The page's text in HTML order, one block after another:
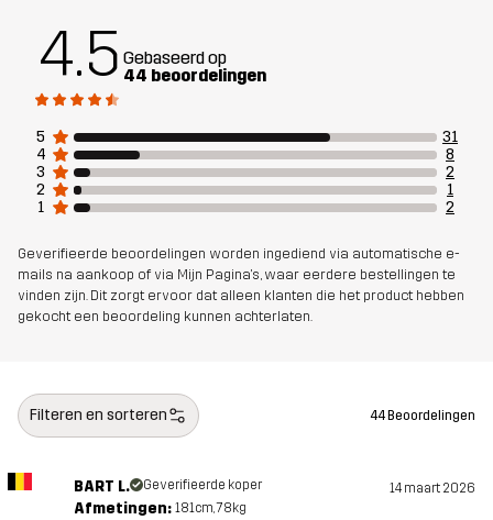
4.5 Gebaseerd op
44 beoordelingen
5
31
4
8
3
2
2
1
1
2
Geverifieerde beoordelingen worden ingediend via automatische e-
mails na aankoop of via Mijn Pagina's, waar eerdere bestellingen te
vinden zijn. Dit zorgt ervoor dat alleen klanten die het product hebben
gekocht een beoordeling kunnen achterlaten.
Filteren en sorteren 44 Beoordelingen
BART L. Geverifieerde koper 14 maart 2026
Afmetingen: 181cm, 78kg